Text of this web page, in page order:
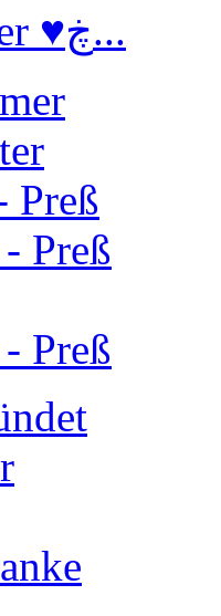
♥ڿڰۣ-- Dieter ♥ڿ...
Preß
Preß
Preß